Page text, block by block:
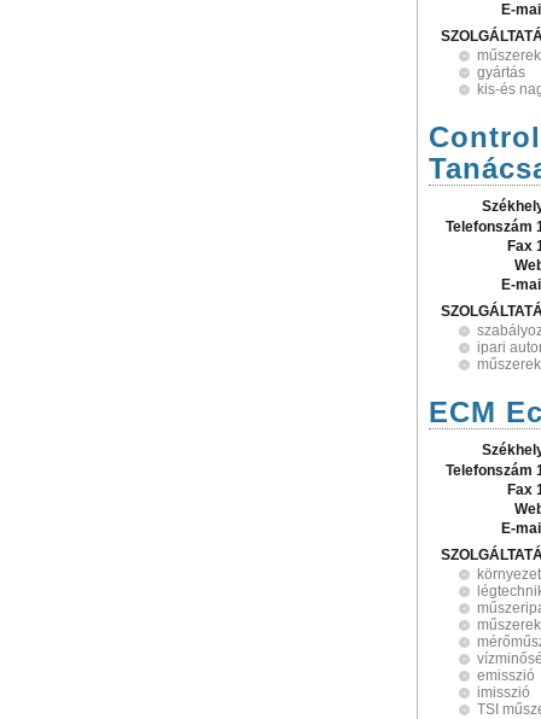
E-
műszerek
gyártás
kis-és
Telefonszám
Fax
E-
ipari
műszerek
ECM
Telefonszám
Fax
E-
műszerek
emisszió
imisszió
TSI